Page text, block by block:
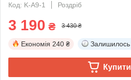
Код: K-A9-1
Роздріб
3 190 ₴ 3 430 ₴
Економія 240 ₴ Залишилось
Купити